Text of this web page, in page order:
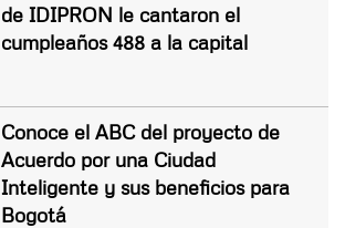
de IDIPRON le cantaron el
cumpleaños 488 a la capital
Conoce el ABC del proyecto de
Acuerdo por una Ciudad
Inteligente y sus beneficios para
Bogotá